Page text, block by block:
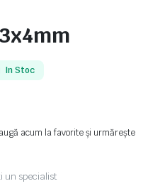
In Stoc
acum la favorite și urmărește
un specialist